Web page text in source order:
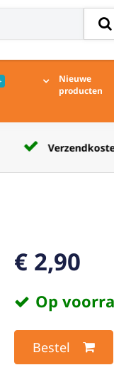
Nieuwe
producten
afhaalpunt € 5,50
€ 2,90
Op
Bestel